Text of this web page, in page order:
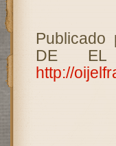
Publicado
DE EL
http://